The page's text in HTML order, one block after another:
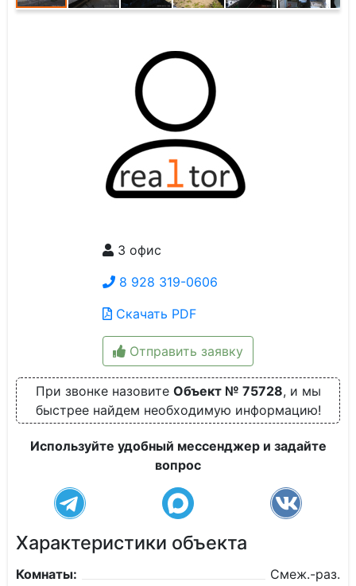
3 офис
8 928 319-0606
Скачать PDF
Отправить заявку
При звонке назовите Объект № 75728, и мы
быстрее найдем необходимую информацию!
Используйте удобный мессенджер и задайте
вопрос
Характеристики объекта
Комнаты:
Смеж.-раз.